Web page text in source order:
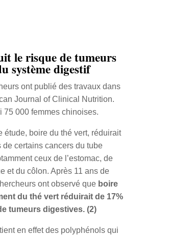
le risque de tumeurs
système digestif
ont publié des travaux dans
Journal of Clinical Nutrition.
75 000 femmes chinoises.
étude, boire du thé vert, réduirait
de certains cancers du tube
ceux de l’estomac, de
et du côlon. Après 11 ans de
ont observé queboire
du thé vert réduirait de 17%
tumeurs digestives. (2)
en effet des polyphénols qui